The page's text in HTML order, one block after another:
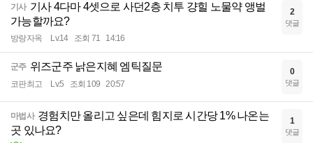
기사 기사 4다마 4셋으로 사던2층 치투 걍힐 노물약 앵벌
가능할까요?
방랑자옥 Lv.14 조회 71 14:16
2
댓글
군주 위즈군주 낡은지혜 엠틱질문
코판최고 Lv.5 조회 109 20:57
0
댓글
마법사 경험치만 올리고 싶은데 힘지로 시간당 1% 나온는
곳 있나요?
1
댓글